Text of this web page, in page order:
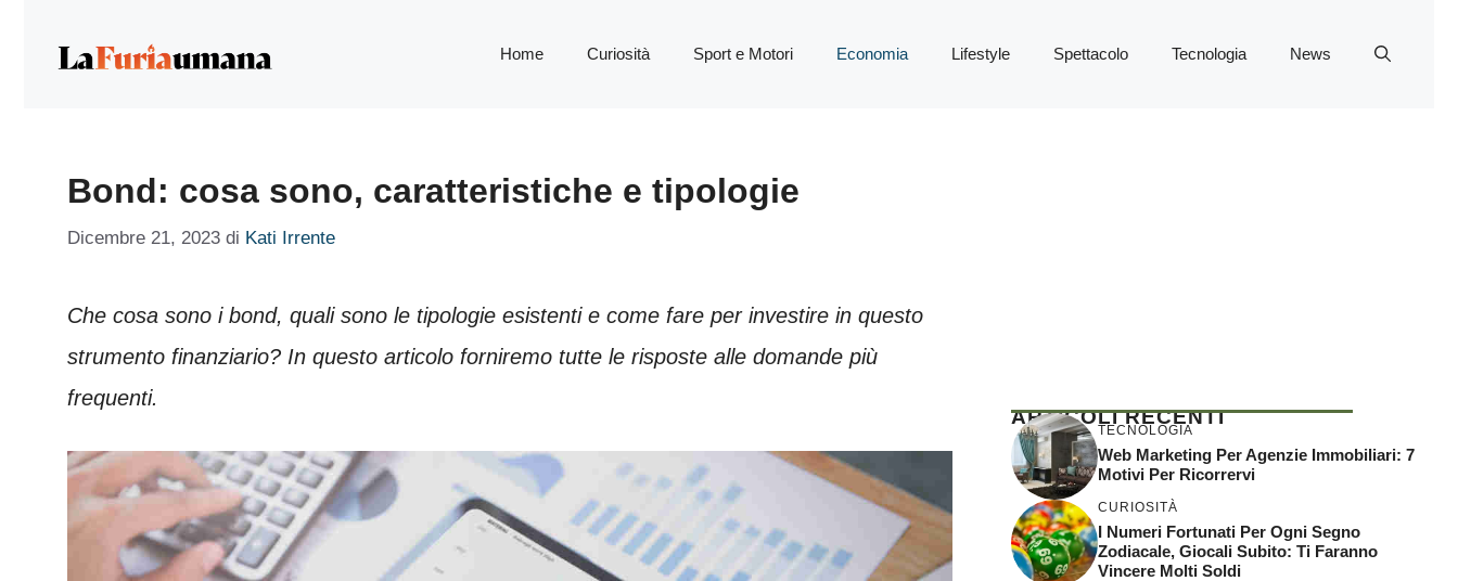
Home Curiosità Sport e Motori Economia Lifestyle Spettacolo Tecnologia News
Bond: cosa sono, caratteristiche e tipologie
Dicembre 21, 2023 di Kati Irrente
Che cosa sono i bond, quali sono le tipologie esistenti e come fare per investire in questo
strumento finanziario? In questo articolo forniremo tutte le risposte alle domande più
frequenti.
ARTICOLI RECENTI
TECNOLOGIA
Web Marketing Per Agenzie Immobiliari: 7
Motivi Per Ricorrervi
CURIOSITÀ
I Numeri Fortunati Per Ogni Segno
Zodiacale, Giocali Subito: Ti Faranno
Vincere Molti Soldi